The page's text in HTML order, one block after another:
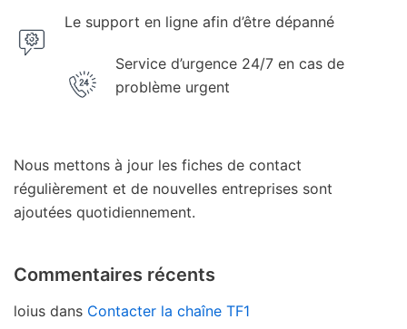
Le support en ligne afin d’être dépanné
Service d’urgence 24/7 en cas de
problème urgent
Nous mettons à jour les fiches de contact
régulièrement et de nouvelles entreprises sont
ajoutées quotidiennement.
Commentaires récents
loius dans Contacter la chaîne TF1